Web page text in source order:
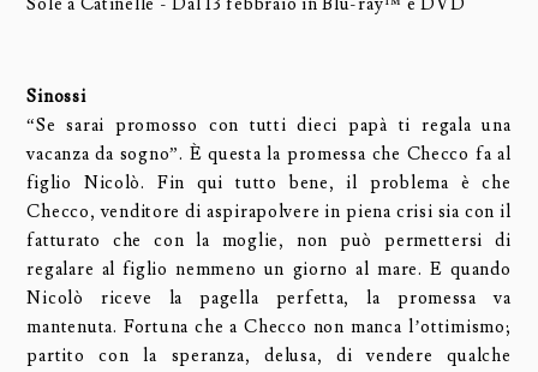
Sinossi
“Se sarai promosso con tutti dieci papà ti regala una
vacanza da sogno”. È questa la promessa che Checco fa al
figlio Nicolò. Fin qui tutto bene, il problema è che
Checco, venditore di aspirapolvere in piena crisi sia con il
fatturato che con la moglie, non può permettersi di
regalare al figlio nemmeno un giorno al mare. E quando
Nicolò riceve la pagella perfetta, la promessa va
mantenuta. Fortuna che a Checco non manca l’ottimismo;
partito con la speranza, delusa, di vendere qualche